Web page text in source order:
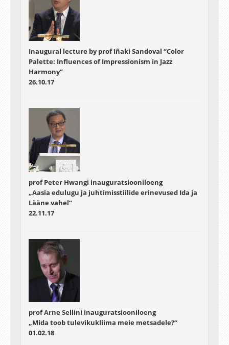
Inaugural lecture by prof Iñaki Sandoval “Color
Palette: Influences of Impressionism in Jazz
Harmony”
26.10.17
prof Peter Hwangi inauguratsiooniloeng
„Aasia edulugu ja juhtimisstiilide erinevused Ida ja
Lääne vahel“
22.11.17
prof Arne Sellini inauguratsiooniloeng
„Mida toob tulevikukliima meie metsadele?“
01.02.18